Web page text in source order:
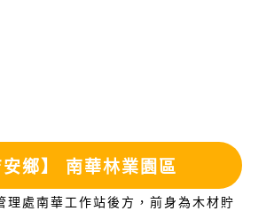
安鄉】 南華林業園區
理處南華工作站後方，前身為木材貯